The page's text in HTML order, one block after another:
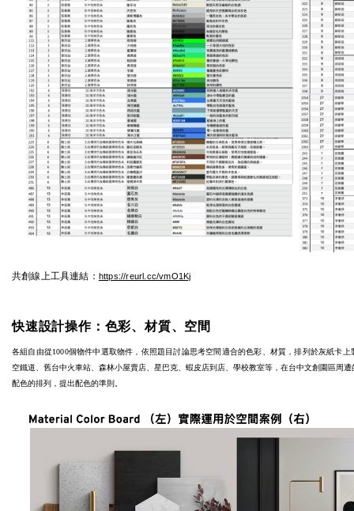
共創線上工具連結： https://reurl.cc/vmO1Kj
快速設計操作：色彩、材質、空間
各組自由從1000個物件中選取物件，依照題目討論思考空間適合的色彩、材質，排列於灰紙卡上
空鐵道、舊台中火車站、森林小屋賣店、星巴克、蝦皮店到店、學校教室等，在台中文創園區周
配色的排列，提出配色的準則。